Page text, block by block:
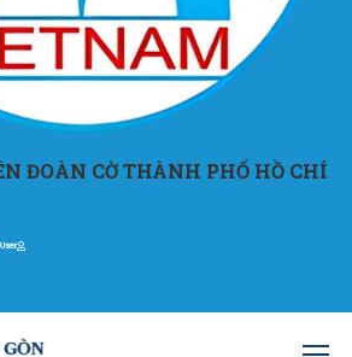
ĐOÀN CỜ THÀNH PHỐ HỒ CHÍ
User